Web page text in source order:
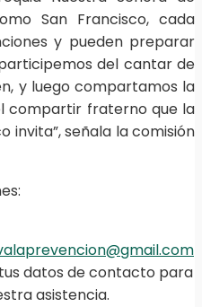
San Francisco, cada
y pueden preparar
del cantar de
y luego compartamos la
compartir fraterno que la
invita”, señala la comisión
datos de contacto para
asistencia.